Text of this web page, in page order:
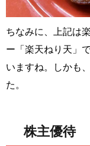
ちなみに、上記は
ー「楽天ねり天」
いますね。しかも
た。
株主優待